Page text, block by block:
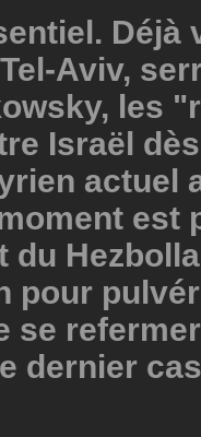
Déjà
Aviv,
les
Israël
actuel
est
du
pour
se
dernier